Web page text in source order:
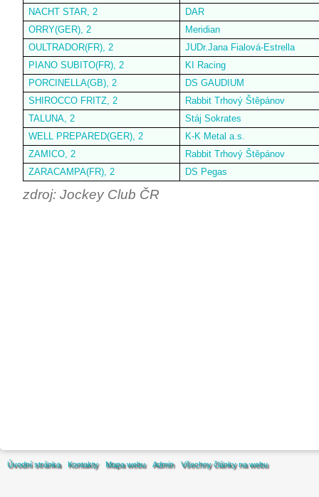
NACHT STAR, 2
DAR
ORRY(GER), 2
Meridian
OULTRADOR(FR), 2
JUDr.Jana Fialová-Estrella
PIANO SUBITO(FR), 2
KI Racing
PORCINELLA(GB), 2
DS GAUDIUM
SHIROCCO FRITZ, 2
Rabbit Trhový Štěpánov
TALUNA, 2
Stáj Sokrates
WELL PREPARED(GER), 2
K-K Metal a.s.
ZAMICO, 2
Rabbit Trhový Štěpánov
ZARACAMPA(FR), 2
DS Pegas
zdroj: Jockey Club ČR
Úvodní stránka Kontakty Mapa webu Admin Všechny články na webu